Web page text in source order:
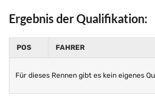
Ergebnis der Qualifikation:
POS FAHRER
Für dieses Rennen gibt es kein eigenes